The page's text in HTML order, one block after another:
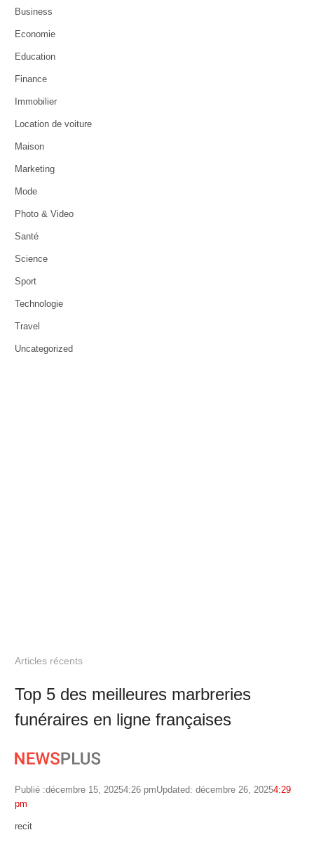
Business
Economie
Education
Finance
Immobilier
Location de voiture
Maison
Marketing
Mode
Photo & Video
Santé
Science
Sport
Technologie
Travel
Uncategorized
Articles récents
Top 5 des meilleures marbreries
funéraires en ligne françaises
Publié :décembre 15, 20254:26 pmUpdated: décembre 26, 20254:29
pm
Author
recit